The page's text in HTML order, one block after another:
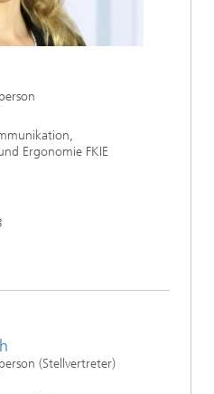
Ergonomie FKIE
(Stellvertreter)